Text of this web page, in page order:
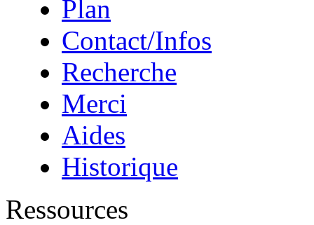
Plan
Contact/Infos
Recherche
Merci
Aides
Historique
Ressources